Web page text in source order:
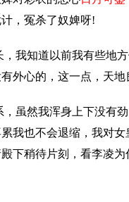
，冤杀了奴婢呀!
，我知道以前我有些地
外心的，这一点，天地
，虽然我浑身上下没有
我也不会退缩，我对
下稍待片刻，看李凌为